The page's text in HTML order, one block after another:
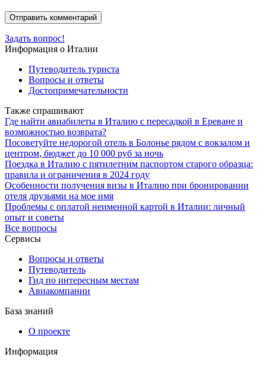
Задать вопрос!
Информация о Италии
Путеводитель туриста
Вопросы и ответы
Достопримечательности
Также спрашивают
Где найти авиабилеты в Италию с пересадкой в Ереване и
возможностью возврата?
Посоветуйте недорогой отель в Болонье рядом с вокзалом и
центром, бюджет до 10 000 руб за ночь
Поездка в Италию с пятилетним паспортом старого образца:
правила и ограничения в 2024 году
Особенности получения визы в Италию при бронировании
отеля друзьями на мое имя
Проблемы с оплатой неименной картой в Италии: личный
опыт и советы
Все вопросы
Сервисы
Вопросы и ответы
Путеводитель
Гид по интересным местам
Авиакомпании
База знаний
О проекте
Информация